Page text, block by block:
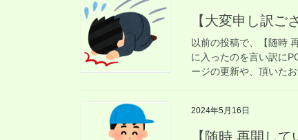
【大変申し訳ご
以前の投稿で、【随時
に入ったのを言い訳に
ージの更新や、頂いた
2024年5月16日
【随時 再開して